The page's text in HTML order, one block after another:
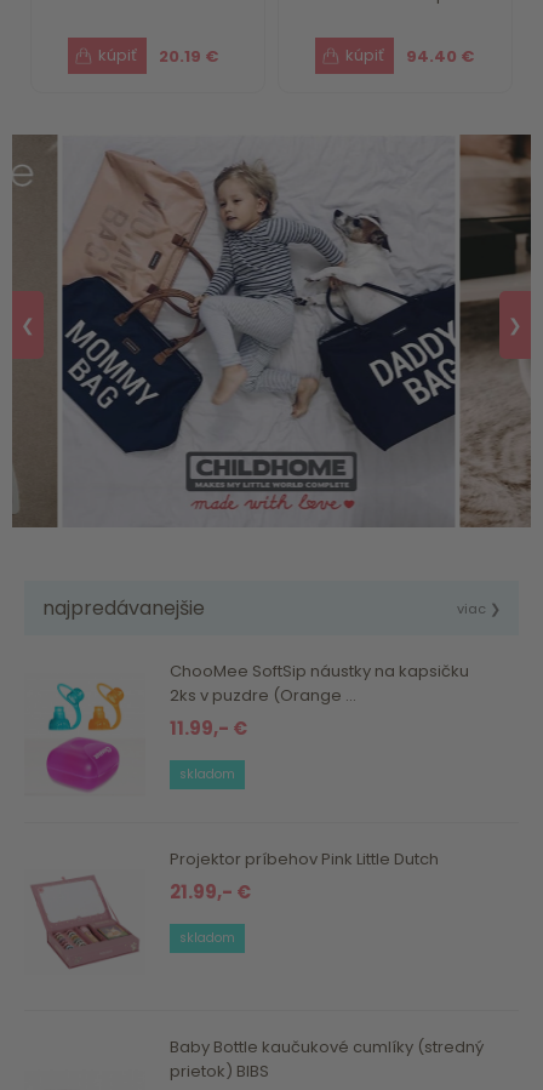
20.19 € 94.40 €
❮ ❯
najpredávanejšie viac ❯
ChooMee SoftSip náustky na kapsičku
2ks v puzdre (Orange ...
11.99,- €
skladom
Projektor príbehov Pink Little Dutch
21.99,- €
skladom
Baby Bottle kaučukové cumlíky (stredný
prietok) BIBS